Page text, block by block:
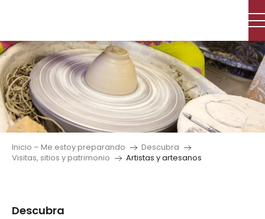
principal
Inicio – Me estoy preparando
Descubra
Visitas, sitios y patrimonio
Artistas y artesanos
Descubra